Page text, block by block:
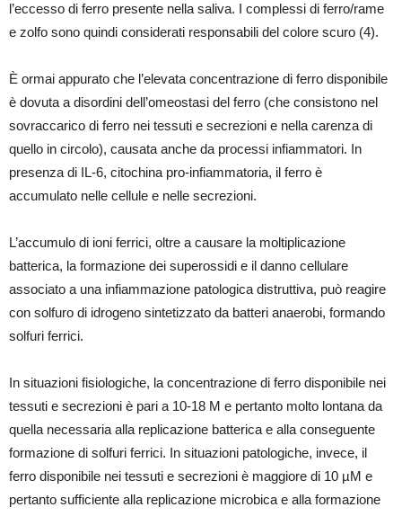
l’eccesso di ferro presente nella saliva. I complessi di ferro/rame
e zolfo sono quindi considerati responsabili del colore scuro (4).
È ormai appurato che l’elevata concentrazione di ferro disponibile
è dovuta a disordini dell’omeostasi del ferro (che consistono nel
sovraccarico di ferro nei tessuti e secrezioni e nella carenza di
quello in circolo), causata anche da processi infiammatori. In
presenza di IL-6, citochina pro-infiammatoria, il ferro è
accumulato nelle cellule e nelle secrezioni.
L’accumulo di ioni ferrici, oltre a causare la moltiplicazione
batterica, la formazione dei superossidi e il danno cellulare
associato a una infiammazione patologica distruttiva, può reagire
con solfuro di idrogeno sintetizzato da batteri anaerobi, formando
solfuri ferrici.
In situazioni fisiologiche, la concentrazione di ferro disponibile nei
tessuti e secrezioni è pari a 10-18 M e pertanto molto lontana da
quella necessaria alla replicazione batterica e alla conseguente
formazione di solfuri ferrici. In situazioni patologiche, invece, il
ferro disponibile nei tessuti e secrezioni è maggiore di 10 µM e
pertanto sufficiente alla replicazione microbica e alla formazione